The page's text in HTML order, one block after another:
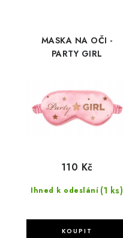
MASKA NA OČI -
PARTY GIRL
Ihned k odeslání (1 ks)
110 Kč